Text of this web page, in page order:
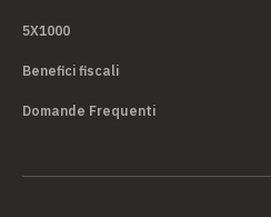
5X1000
Benefici fiscali
Domande Frequenti